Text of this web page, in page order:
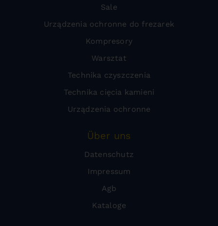
Sale
Urządzenia ochronne do frezarek
Kompresory
Warsztat
Technika czyszczenia
Technika cięcia kamieni
Urządzenia ochronne
Über uns
Datenschutz
Impressum
Agb
Kataloge